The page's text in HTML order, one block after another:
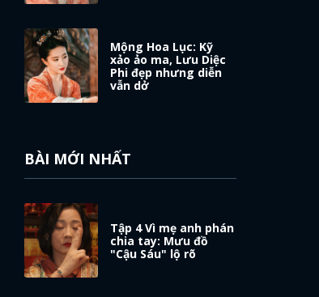
Mộng Hoa Lục: Kỹ
xảo ảo ma, Lưu Diệc
Phi đẹp nhưng diễn
vẫn dở
BÀI MỚI NHẤT
Tập 4 Vì mẹ anh phán
chia tay: Mưu đồ
"Cậu Sáu" lộ rõ